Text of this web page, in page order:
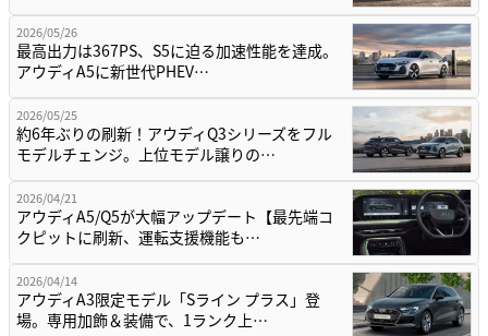
2026/05/26
最高出力は367PS、S5に迫る加速性能を達成。
アウディA5に新世代PHEV…
2026/05/25
約6年ぶりの刷新！アウディQ3シリーズをフル
モデルチェンジ。上位モデル譲りの…
2026/04/21
アウディA5/Q5が大幅アップデート【最先端コ
クピットに刷新、運転支援機能も…
2026/04/14
アウディA3限定モデル「Sライン プラス」登
場。専用加飾＆装備で、1ランク上…